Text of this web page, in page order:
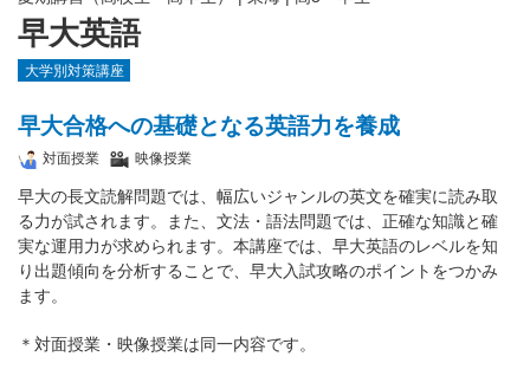
早大英語
大学別対策講座
早大合格への基礎となる英語力を養成
対面授業 映像授業
早大の長文読解問題では、幅広いジャンルの英文を確実に読み取
る力が試されます。また、文法・語法問題では、正確な知識と確
実な運用力が求められます。本講座では、早大英語のレベルを知
り出題傾向を分析することで、早大入試攻略のポイントをつかみ
ます。
＊対面授業・映像授業は同一内容です。